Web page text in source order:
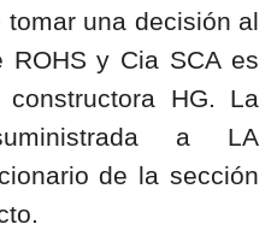
una decisión al
ROHS y Cia SCA es
constructora HG. La
a LA
de la sección